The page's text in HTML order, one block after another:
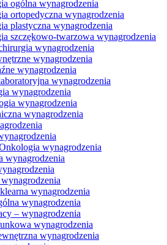
ogólna wynagrodzenia
ortopedyczna wynagrodzenia
plastyczna wynagrodzenia
szczękowo-twarzowa wynagrodzenia
wynagrodzenia
wynagrodzenia
wynagrodzenia
wynagrodzenia
wynagrodzenia
wynagrodzenia
wynagrodzenia
wynagrodzenia
wynagrodzenia
wynagrodzenia
wynagrodzenia
– wynagrodzenia
wynagrodzenia
wynagrodzenia